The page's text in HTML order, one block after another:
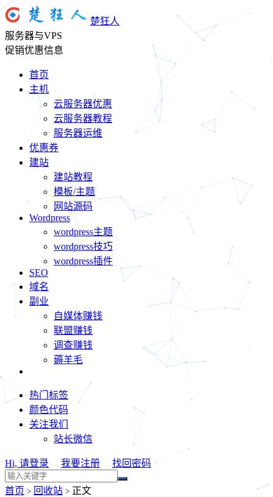
楚狂人
服务器与VPS
促销优惠信息
首页
主机
云服务器优惠
云服务器教程
服务器运维
优惠券
建站
建站教程
模板/主题
网站源码
Wordpress
wordpress主题
wordpress技巧
wordpress插件
SEO
域名
副业
自媒体赚钱
联盟赚钱
调查赚钱
薅羊毛
热门标签
颜色代码
关注我们
站长微信
Hi, 请登录 我要注册 找回密码
首页 > 回收站 > 正文